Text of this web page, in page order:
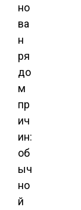
но
ва
н
ря
до
м
пр
ич
ин:
об
ыч
но
й